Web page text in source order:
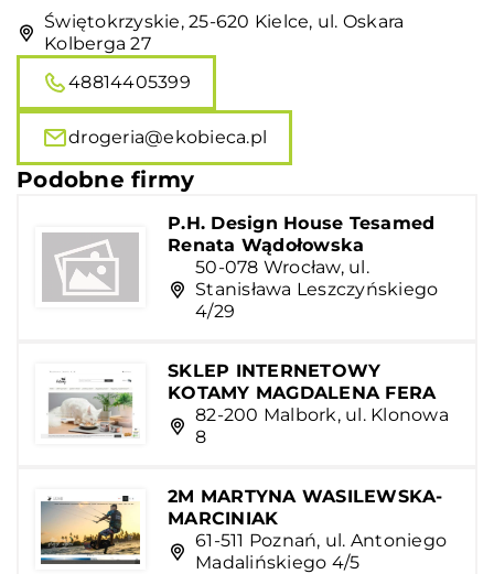
Świętokrzyskie, 25-620 Kielce, ul. Oskara
Kolberga 27
48814405399
drogeria@ekobieca.pl
Podobne firmy
P.H. Design House Tesamed
Renata Wądołowska
50-078 Wrocław, ul.
Stanisława Leszczyńskiego
4/29
SKLEP INTERNETOWY
KOTAMY MAGDALENA FERA
82-200 Malbork, ul. Klonowa
8
2M MARTYNA WASILEWSKA-
MARCINIAK
61-511 Poznań, ul. Antoniego
Madalińskiego 4/5